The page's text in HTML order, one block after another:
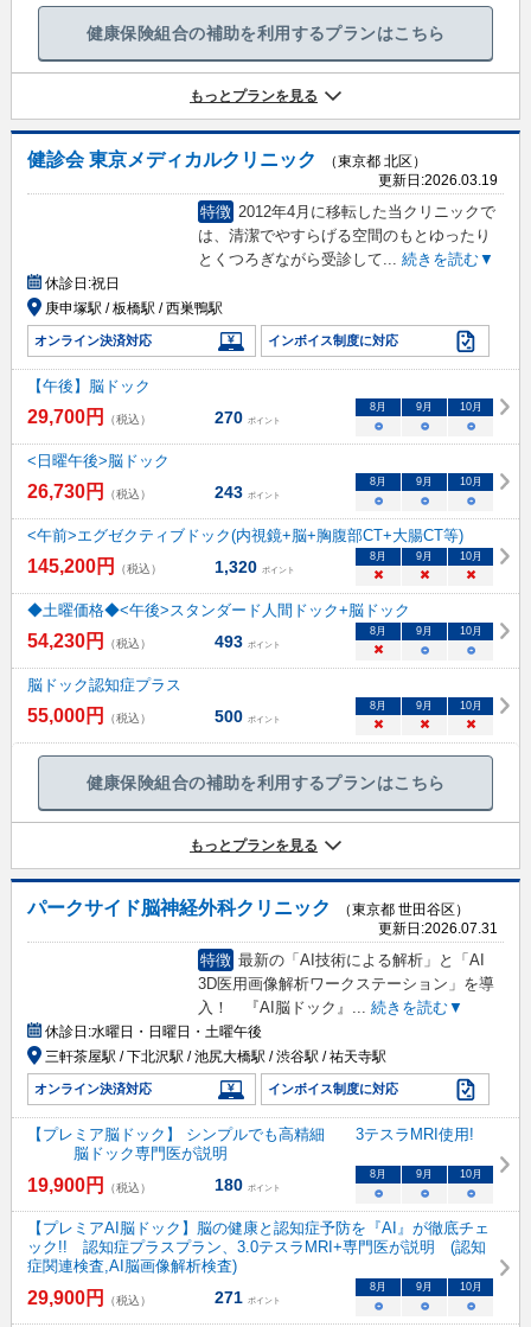
健康保険組合の補助を利用するプランはこちら
もっとプランを見る
健診会 東京メディカルクリニック
（東京都 北区）
更新日:2026.03.19
特徴 2012年4月に移転した当クリニックで
は、清潔でやすらげる空間のもとゆったり
とくつろぎながら受診して
続きを読む▼
休診日:祝日
庚申塚駅 / 板橋駅 / 西巣鴨駅
オンライン決済対応 インボイス制度に対応
【午後】脳ドック
29,700円 （税込） 270 ポイント
8 月 9 月 10月
○ ○ ○
<日曜午後>脳ドック
26,730円 （税込） 243 ポイント
8 月 9 月 10月
○ ○ ○
<午前>エグゼクティブドック(内視鏡+脳+胸腹部CT+大腸CT等)
145,200円 （税込） 1,320 ポイント
8 月 9 月 10月
× × ×
◆土曜価格◆<午後>スタンダード人間ドック+脳ドック
54,230円 （税込） 493 ポイント
8 月 9 月 10月
× ○ ○
脳ドック認知症プラス
55,000円 （税込） 500 ポイント
8 月 9 月 10月
× × ×
健康保険組合の補助を利用するプランはこちら
もっとプランを見る
パークサイド脳神経外科クリニック
（東京都 世田谷区）
更新日:2026.07.31
特徴 最新の「AI技術による解析」と「AI
3D医用画像解析ワークステーション」を導
入！ 『AI脳ドック』 ... 続きを読む▼
休診日:水曜日・日曜日・土曜午後
三軒茶屋駅 / 下北沢駅 / 池尻大橋駅 / 渋谷駅 / 祐天寺駅
オンライン決済対応 インボイス制度に対応
【プレミア脳ドック】 シンプルでも高精細 3テスラMRI使用!
脳ドック専門医が説明
19,900円 （税込） 180 ポイント
8月 9月 10月
○ ○ ○
【プレミアAI脳ドック】脳の健康と認知症予防を『AI』が徹底チェ
ック!! 認知症プラスプラン、3.0テスラMRI+専門医が説明 (認知
症関連検査,AI脳画像解析検査)
29,900円 （税込） 271 ポイント
8月 9月 10月
○ ○ ○